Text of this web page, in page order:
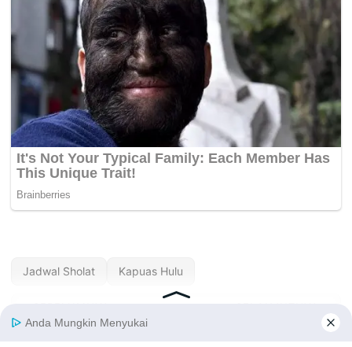
Jadwal Sholat Kapuas Hulu
Jadwal Sholat
Jadwal Sholat